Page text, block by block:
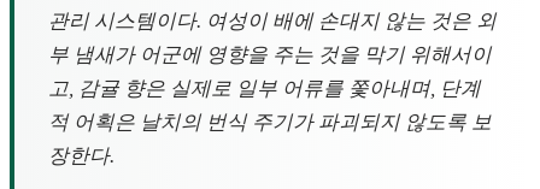
관리 시스템이다. 여성이 배에 손대지 않는 것은 외
부 냄새가 어군에 영향을 주는 것을 막기 위해서이
고, 감귤 향은 실제로 일부 어류를 쫓아내며, 단계
적 어획은 날치의 번식 주기가 파괴되지 않도록 보
장한다.